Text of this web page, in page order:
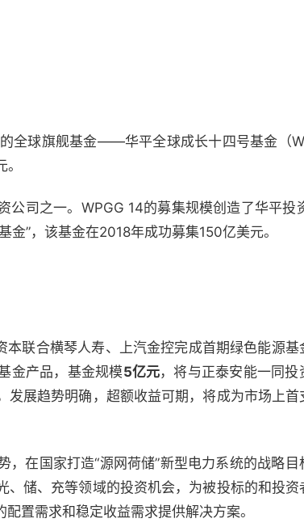
全球旗舰基金——华平全球成长十四号基金（
公司之一。WPGG 14的募集规模创造了华平投
”，该基金在2018年成功募集150亿美元。
联合横琴人寿、上汽金控完成首期绿色能源基
金产品，基金规模5亿元，将与正泰安能一同投
展趋势明确，超额收益可期，将成为市场上
，在国家打造“源网荷储”新型电力系统的战略
储、充等领域的投资机会，为被投标的和投
置需求和稳定收益需求提供解决方案。